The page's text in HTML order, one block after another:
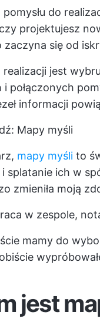
pomysłu do
projektujesz
się od
realizacji jest
i połączonych
informacji
Mapy myśli
mapy myśli to
i splatanie ich w
zmieniła moją
w zespole,
mamy do
jest